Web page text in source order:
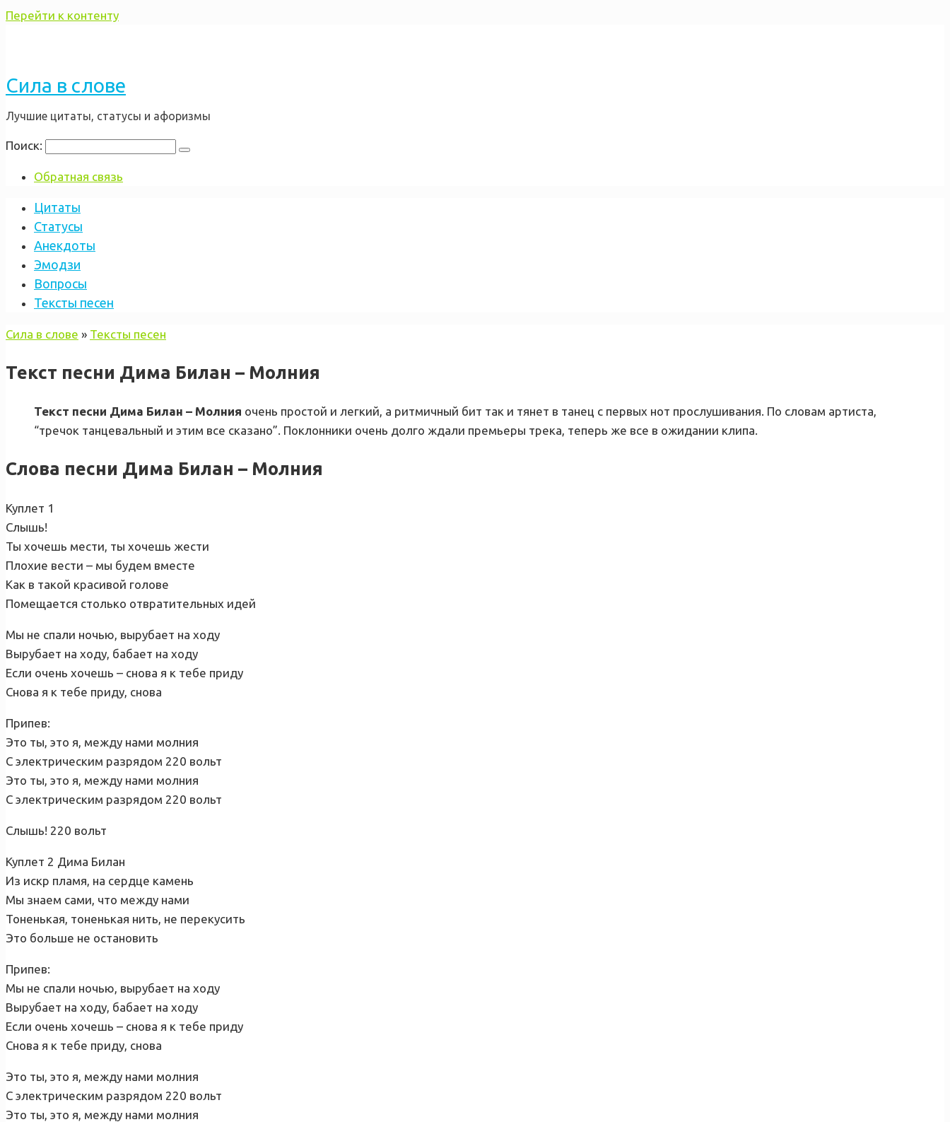
Перейти к контенту
Сила в слове
Лучшие цитаты, статусы и афоризмы
Поиск:
Обратная связь
Цитаты
Статусы
Анекдоты
Эмодзи
Вопросы
Тексты песен
Сила в слове » Тексты песен
Текст песни Дима Билан – Молния
Текст песни Дима Билан – Молния очень простой и легкий, а ритмичный бит так и тянет в танец с первых нот прослушивания. По словам артиста,
“тречок танцевальный и этим все сказано”. Поклонники очень долго ждали премьеры трека, теперь же все в ожидании клипа.
Слова песни Дима Билан – Молния
Куплет 1
Слышь!
Ты хочешь мести, ты хочешь жести
Плохие вести – мы будем вместе
Как в такой красивой голове
Помещается столько отвратительных идей
Мы не спали ночью, вырубает на ходу
Вырубает на ходу, бабает на ходу
Если очень хочешь – снова я к тебе приду
Снова я к тебе приду, снова
Припев:
Это ты, это я, между нами молния
С электрическим разрядом 220 вольт
Это ты, это я, между нами молния
С электрическим разрядом 220 вольт
Слышь! 220 вольт
Куплет 2 Дима Билан
Из искр пламя, на сердце камень
Мы знаем сами, что между нами
Тоненькая, тоненькая нить, не перекусить
Это больше не остановить
Припев:
Мы не спали ночью, вырубает на ходу
Вырубает на ходу, бабает на ходу
Если очень хочешь – снова я к тебе приду
Снова я к тебе приду, снова
Это ты, это я, между нами молния
С электрическим разрядом 220 вольт
Это ты, это я, между нами молния